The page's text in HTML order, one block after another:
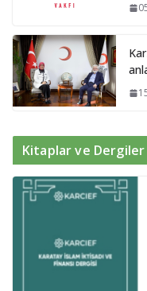
Kitaplar ve Dergiler